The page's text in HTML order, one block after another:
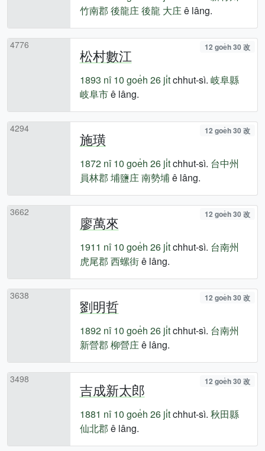
竹南郡 後龍庄後龍 大庄ê lâng.
4776
松村數江 12 goe̍h 30 改
1893 nî 10 goe̍h 26 ji̍tchhut-sì. 岐阜縣
岐阜市ê lâng.
4294
施璜 12 goe̍h 30 改
1872 nî 10 goe̍h 26 ji̍tchhut-sì. 台中州
員林郡 埔鹽庄南勢埔 ê lâng.
3662
廖萬來 12 goe̍h 30 改
1911 nî 10 goe̍h 26 ji̍tchhut-sì. 台南州
虎尾郡 西螺街ê lâng.
3638
劉明哲 12 goe̍h 30 改
1892 nî 10 goe̍h 26 ji̍tchhut-sì. 台南州
新營郡 柳營庄ê lâng.
3498
吉成新太郎 12 goe̍h 30 改
1881 nî 10 goe̍h 26 ji̍tchhut-sì. 秋田縣
仙北郡 ê lâng.